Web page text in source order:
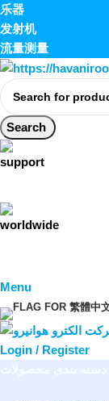
乐器
发射机
流量测量
Search
Menu
Login / Register